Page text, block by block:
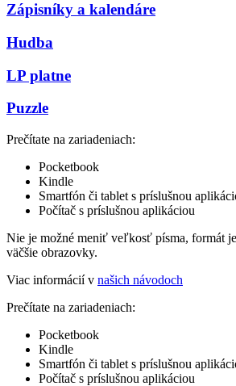
Zápisníky a kalendáre
Hudba
LP platne
Puzzle
Prečítate na zariadeniach:
Pocketbook
Kindle
Smartfón či tablet s príslušnou
Počítač s príslušnou aplikáciou
Nie je možné meniť veľkosť písma, formát
väčšie obrazovky.
Viac informácií v našich návodoch
Prečítate na zariadeniach:
Pocketbook
Kindle
Smartfón či tablet s príslušnou
Počítač s príslušnou aplikáciou